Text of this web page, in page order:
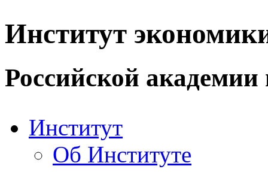
Институт
Российской академии
Институт
Об Институте